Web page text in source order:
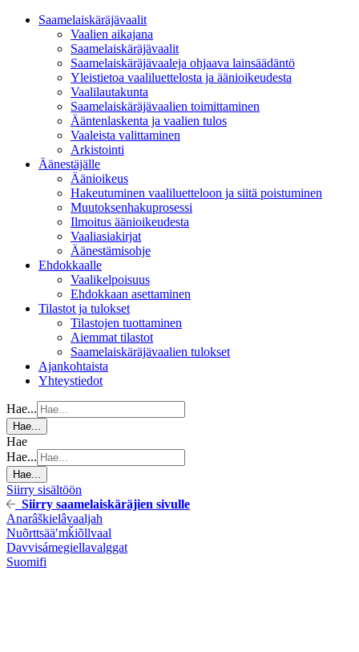
Saamelaiskäräjävaalit
Vaalien aikajana
Saamelaiskäräjävaalit
Saamelaiskäräjävaaleja ohjaava lainsäädäntö
Yleistietoa vaaliluettelosta ja äänioikeudesta
Vaalilautakunta
Saamelaiskäräjävaalien toimittaminen
Ääntenlaskenta ja vaalien tulos
Vaaleista valittaminen
Arkistointi
Äänestäjälle
Äänioikeus
Hakeutuminen vaaliluetteloon ja siitä poistuminen
Muutoksenhakuprosessi
Ilmoitus äänioikeudesta
Vaaliasiakirjat
Äänestämisohje
Ehdokkaalle
Vaalikelpoisuus
Ehdokkaan asettaminen
Tilastot ja tulokset
Tilastojen tuottaminen
Aiemmat tilastot
Saamelaiskäräjävaalien tulokset
Ajankohtaista
Yhteystiedot
Hae...
Hae...
Hae
Hae...
Hae...
Siirry sisältöön
Siirry saamelaiskäräjien sivulle
Anarâškielâvaaljah
Nuõrttsääʹmǩiõllvaal
Davvisámegiellavalggat
Suomifi